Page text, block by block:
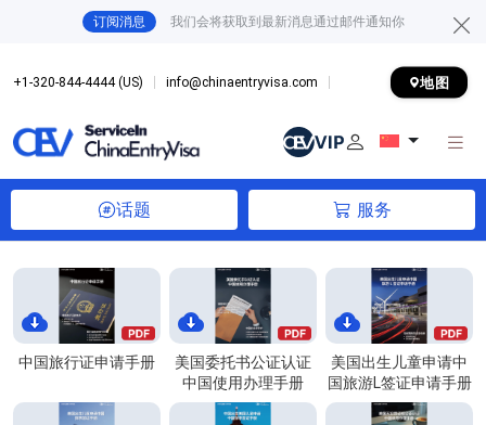
订阅消息 我们会将获取到最新消息通过邮件通知你
+1-320-844-4444 (US) info@chinaentryvisa.com 地图
话题 服务
中国旅行证申请手册
美国委托书公证认证
中国使用办理手册
美国出生儿童申请中
国旅游L签证申请手册